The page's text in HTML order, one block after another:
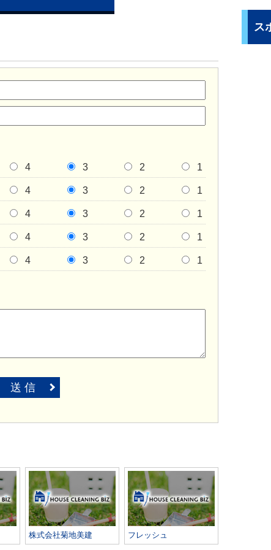
4 3 2 1
4 3 2 1
4 3 2 1
4 3 2 1
4 3 2 1
送 信
株式会社菊地美建 フレッシュ
ス